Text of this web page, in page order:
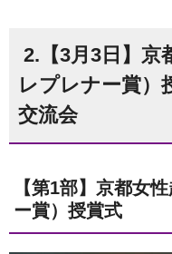
2.【3月3日】京
レプレナー賞）
交流会
【第1部】京都女
ー賞）授賞式